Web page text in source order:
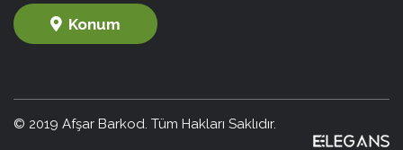
Konum
© 2019 Afşar Barkod. Tüm Hakları Saklıdır.